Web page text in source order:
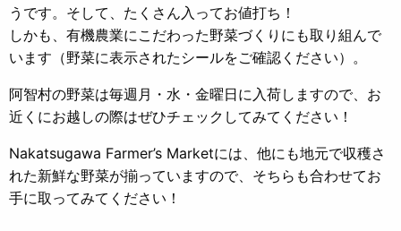
うです。そして、たくさん入ってお値打ち！
しかも、有機農業にこだわった野菜づくりにも取り組んで
います（野菜に表示されたシールをご確認ください）。
阿智村の野菜は毎週月・水・金曜日に入荷しますので、お
近くにお越しの際はぜひチェックしてみてください！
Nakatsugawa Farmer’s Marketには、他にも地元で収穫さ
れた新鮮な野菜が揃っていますので、そちらも合わせてお
手に取ってみてください！